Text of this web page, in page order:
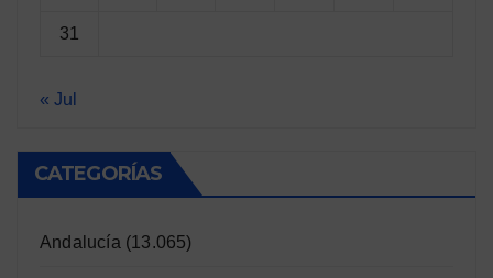
31
« Jul
CATEGORÍAS
Andalucía (13.065)